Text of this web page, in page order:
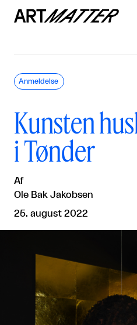
Kunsten
i Tønder
Af
Ole Bak Jakobsen
25. august 2022
Anmeldelse